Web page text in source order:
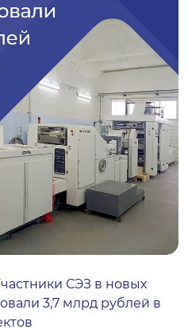
СЭЗ в новых
3,7 млрд рублей в